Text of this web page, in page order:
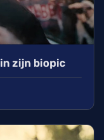
zijn biopic